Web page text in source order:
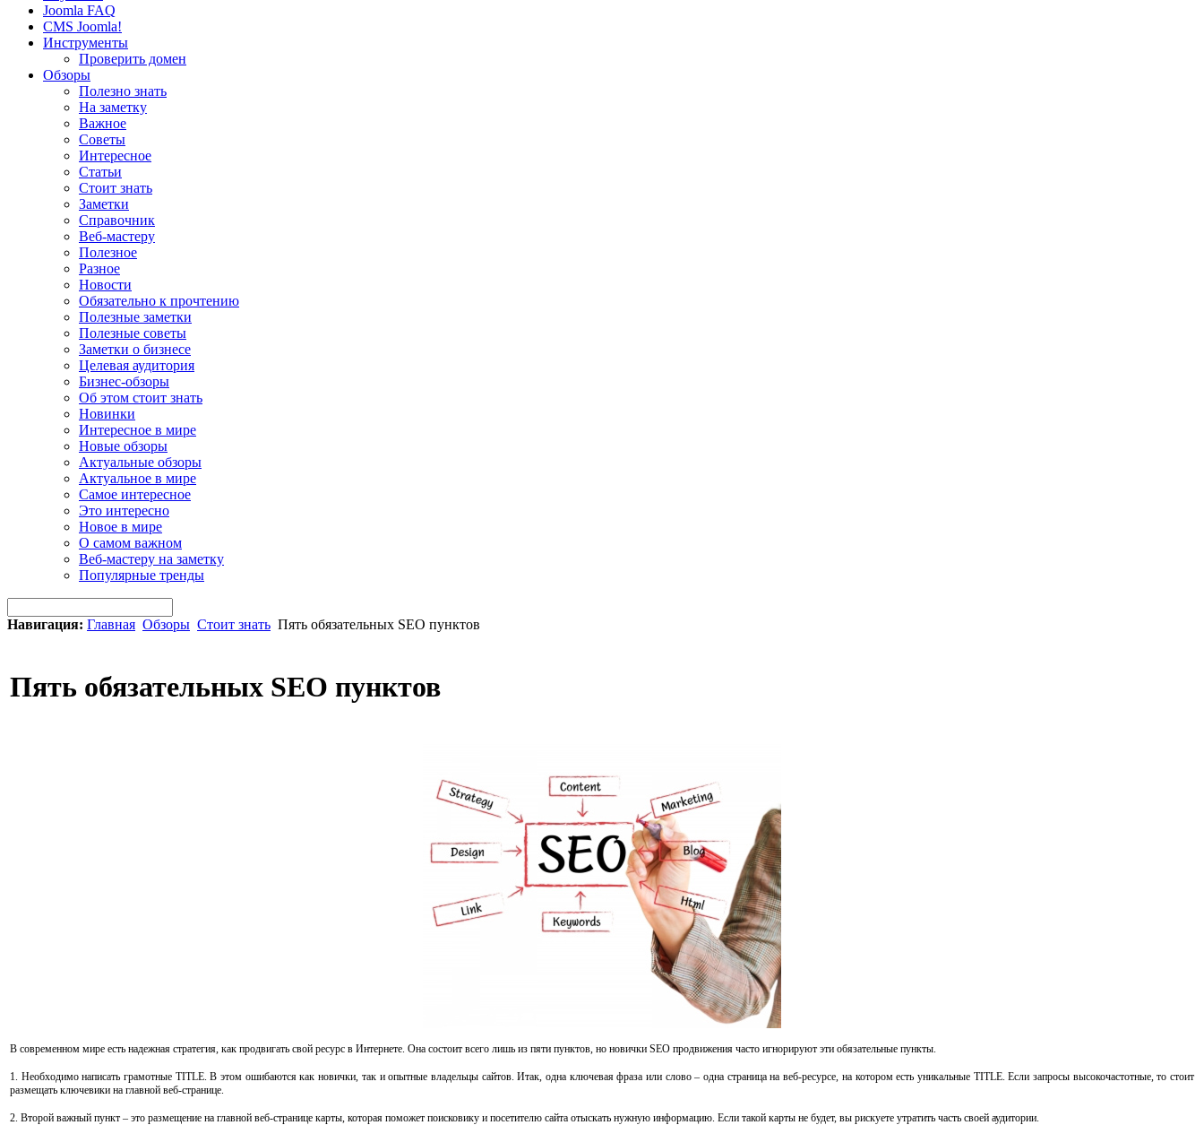
Joomla FAQ
CMS Joomla!
Инструменты
Проверить домен
Обзоры
Полезно знать
На заметку
Важное
Советы
Интересное
Статьи
Стоит знать
Заметки
Справочник
Веб-мастеру
Полезное
Разное
Новости
Обязательно к прочтению
Полезные заметки
Полезные советы
Заметки о бизнесе
Целевая аудитория
Бизнес-обзоры
Об этом стоит знать
Новинки
Интересное в мире
Новые обзоры
Актуальные обзоры
Актуальное в мире
Самое интересное
Это интересно
Новое в мире
О самом важном
Веб-мастеру на заметку
Популярные тренды
Навигация: Главная Обзоры Стоит знать Пять обязательных SEO пунктов
Пять обязательных SEO пунктов
В современном мире есть надежная стратегия, как продвигать свой ресурс в Интернете. Она состоит всего лишь из пяти пунктов, но новички SEO продвижения часто игнорируют эти обязательные пункты.
1. Необходимо написать грамотные TITLE. В этом ошибаются как новички, так и опытные владельцы сайтов. Итак, одна ключевая фраза или слово – одна страница на веб-ресурсе, на котором есть уникальные TITLE. Если запросы высокочастотные, то стоит
размещать ключевики на главной веб-странице.
2. Второй важный пункт – это размещение на главной веб-странице карты, которая поможет поисковику и посетителю сайта отыскать нужную информацию. Если такой карты не будет, вы рискуете утратить часть своей аудитории.